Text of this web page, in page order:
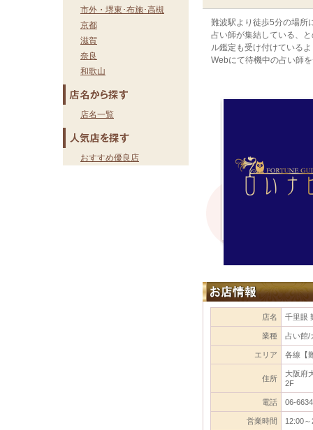
市外・堺東･布施･高槻
京都
滋賀
奈良
和歌山
店名一覧
おすすめ優良店
難波駅より徒歩5分の場所
占い師が集結している、
ル鑑定も受け付けている
Webにて待機中の占い師
店名 千里眼
業種 占い館/
エリア 各線【
住所
大阪府
2F
電話 06-
営業時間 12:00